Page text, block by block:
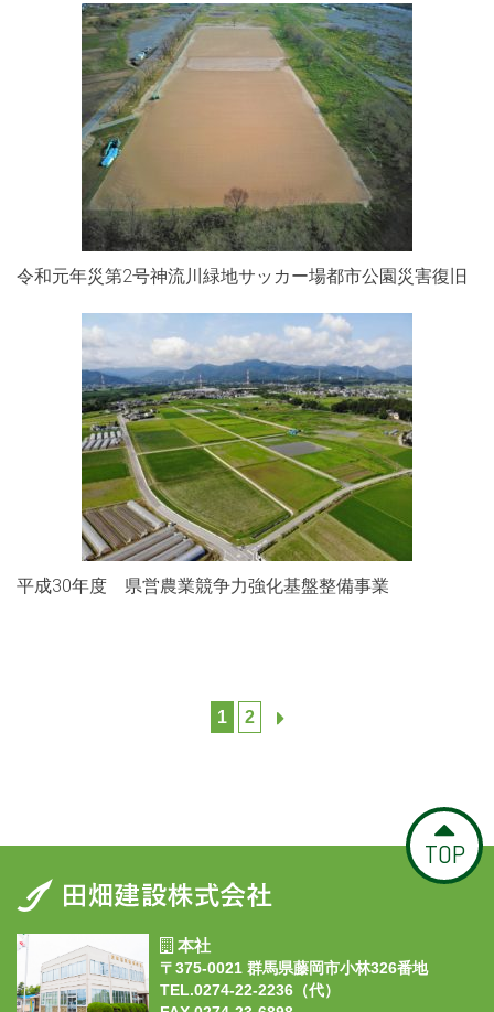
令和元年災第2号神流川緑地サッカー場都市公園災害復旧
平成30年度 県営農業競争力強化基盤整備事業
1 2
TOP
本社
〒375-0021 群馬県藤岡市小林326番地
TEL.0274-22-2236（代）